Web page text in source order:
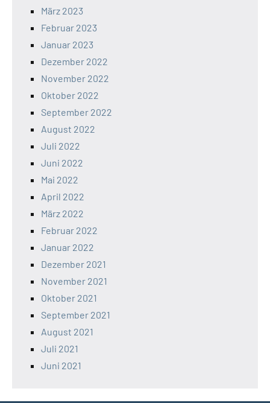
März 2023
Februar 2023
Januar 2023
Dezember 2022
November 2022
Oktober 2022
September 2022
August 2022
Juli 2022
Juni 2022
Mai 2022
April 2022
März 2022
Februar 2022
Januar 2022
Dezember 2021
November 2021
Oktober 2021
September 2021
August 2021
Juli 2021
Juni 2021